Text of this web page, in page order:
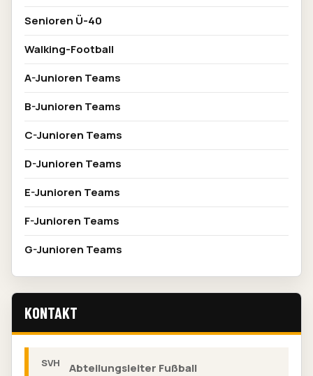
Senioren Ü-40
Walking-Football
A-Junioren Teams
B-Junioren Teams
C-Junioren Teams
D-Junioren Teams
E-Junioren Teams
F-Junioren Teams
G-Junioren Teams
KONTAKT
Abteilungsleiter Fußball